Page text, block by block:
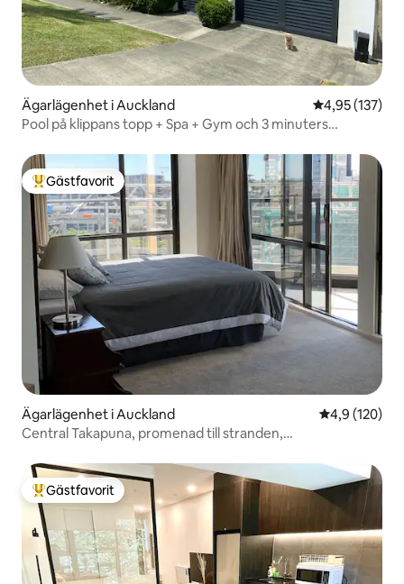
Ägarlägenhet i Auckland 4,95 av 5 i
4,95 (137)
Pool på klippans topp + Spa + Gym och 3 minuters
Populär gästfavorit
Gästfavorit
Ägarlägenhet i Auckland 4,9 av 5 i
4,9 (120)
Central Takapuna, promenad till stranden,
Populär gästfavorit
Gästfavorit